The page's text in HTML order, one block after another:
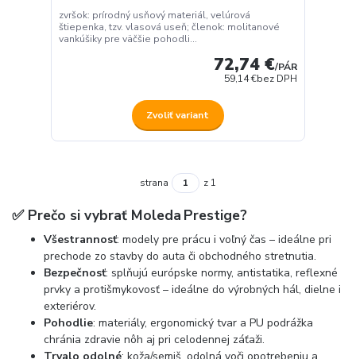
zvršok: prírodný usňový materiál, velúrová
štiepenka, tzv. vlasová useň; členok: molitanové
vankúšiky pre väčšie pohodli...
72,74 €/PÁR
59,14 €bez DPH
Zvoliť variant
strana z 1
✅ Prečo si vybrať Moleda Prestige?
Všestrannosť: modely pre prácu i voľný čas – ideálne pri
prechode zo stavby do auta či obchodného stretnutia.
Bezpečnosť: splňujú európske normy, antistatika, reflexné
prvky a protišmykovosť – ideálne do výrobných hál, dielne i
exteriérov.
Pohodlie: materiály, ergonomický tvar a PU podrážka
chránia zdravie nôh aj pri celodennej záťaži.